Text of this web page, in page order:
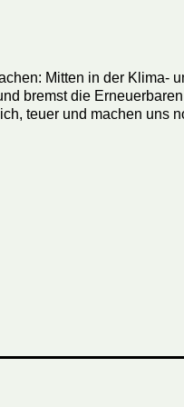
Mitten in der Klima-
bremst die
teuer und machen uns